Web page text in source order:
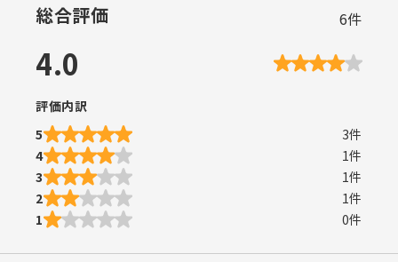
総合評価 6件
4.0
評価内訳
5
3件
4
1件
3
1件
2
1件
1
0件